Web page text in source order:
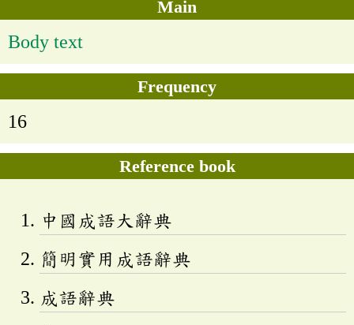
Main
Body text
Frequency
16
Reference book
中國成語大辭典
簡明實用成語辭典
成語辭典